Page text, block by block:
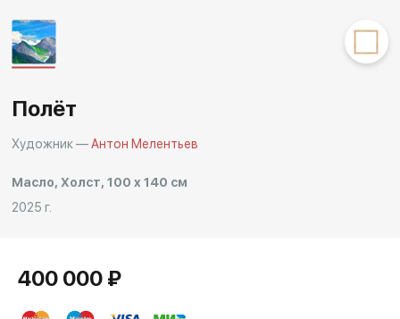
Другие проекты
Полёт
Художник —Антон Мелентьев
Масло, Холст, 100 x 140 см
2025 г.
400 000 ₽